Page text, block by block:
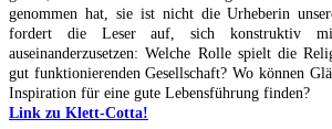
genommen hat, sie ist nicht die Urheberin
fordert die Leser auf, sich konstruktiv
auseinanderzusetzen: Welche Rolle spielt die
gut funktionierenden Gesellschaft? Wo können
Inspiration für eine gute Lebensführung finden?
Link zu Klett-Cotta!